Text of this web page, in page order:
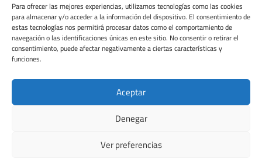
Para ofrecer las mejores experiencias, utilizamos tecnologías como las cookies
para almacenar y/o acceder a la información del dispositivo. El consentimiento de
estas tecnologías nos permitirá procesar datos como el comportamiento de
navegación o las identificaciones únicas en este sitio. No consentir o retirar el
consentimiento, puede afectar negativamente a ciertas características y
funciones.
Aceptar
Denegar
Ver preferencias